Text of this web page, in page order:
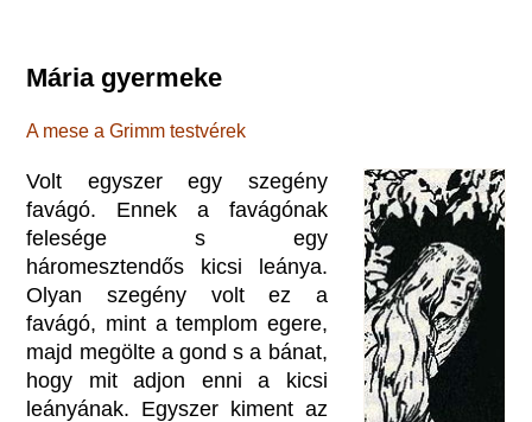
Mária gyermeke
A mese a Grimm testvérek
Volt egyszer egy szegény
favágó. Ennek a favágónak
felesége s egy
háromesztendős kicsi leánya.
Olyan szegény volt ez a
favágó, mint a templom egere,
majd megölte a gond s a bánat,
hogy mit adjon enni a kicsi
leányának. Egyszer kiment az